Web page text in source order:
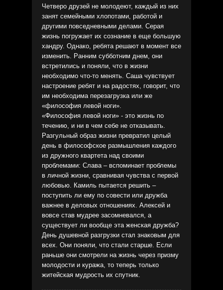
Четверо друзей не молодеют, каждый из них
занят семейными хлопотами, работой и
другими повседневными делами. Серая
жизнь погружает их сознание в еще большую
хандру. Однако, ребята решают в момент все
изменить. Ранним субботним днем, они
встретились и поняли, что в жизни
необходимо что-то менять. Саша чувствует
настроение ребят и на радостях, говорит, что
им необходима перезагрузка или же
«философия левой ноги».
«Философия левой ноги» - это жизнь по
течению, и ни в чем себе не отказывать.
Разгульный образ жизни превратил целый
день в философское размышления каждого
из дружного квартета над своими
проблемами: Слава – вспоминает проблемы
в личной жизни, сравнивая чувства с первой
любовью. Камиль пытается решить –
поступить ли ему по совести или дружба
важнее в деловых отношениях. Алексей и
вовсе став мудрее засомневался, а
существует ли вообще эта женская дружба?
День душевной разгрузки стал знаковым для
всех. Они поняли, что стали старше. Если
раньше они смотрели на жизнь через призму
молодости и куража, то теперь только
житейская мудрость их спутник.